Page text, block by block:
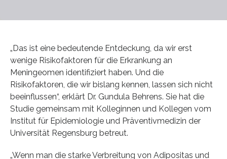
„Das ist eine bedeutende Entdeckung, da wir erst
wenige Risikofaktoren für die Erkrankung an
Meningeomen identifiziert haben. Und die
Risikofaktoren, die wir bislang kennen, lassen sich nicht
beeinflussen“, erklärt Dr. Gundula Behrens. Sie hat die
Studie gemeinsam mit Kolleginnen und Kollegen vom
Institut für Epidemiologie und Präventivmedizin der
Universität Regensburg betreut.
„Wenn man die starke Verbreitung von Adipositas und